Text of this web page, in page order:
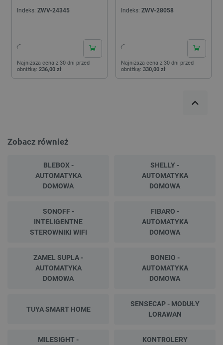
Indeks: ZWV-24345
Najniższa cena z 30 dni przed
obniżką: 236,00 zł
Indeks: ZWV-28058
Najniższa cena z 30 dni przed
obniżką: 330,00 zł
Zobacz również
BLEBOX -
AUTOMATYKA
DOMOWA
SHELLY -
AUTOMATYKA
DOMOWA
SONOFF -
INTELIGENTNE
STEROWNIKI WIFI
FIBARO -
AUTOMATYKA
DOMOWA
ZAMEL SUPLA -
AUTOMATYKA
DOMOWA
BONEIO -
AUTOMATYKA
DOMOWA
TUYA SMART HOME
SENSECAP - MODUŁY
LORAWAN
MILESIGHT - KONTROLERY